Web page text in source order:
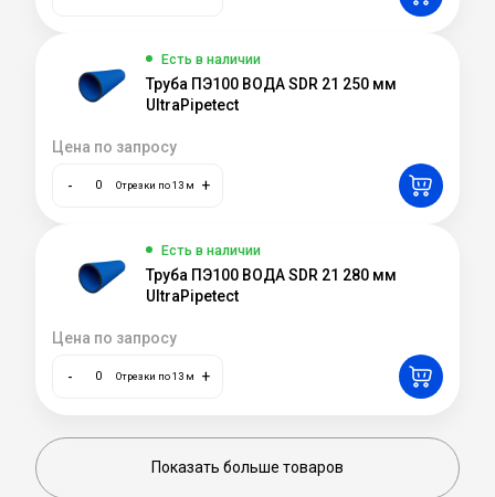
Есть в наличии
Труба ПЭ100 ВОДА SDR 21 250 мм
UltraPipetect
Цена по запросу
- Отрезки по 13 м +
Есть в наличии
Труба ПЭ100 ВОДА SDR 21 280 мм
UltraPipetect
Цена по запросу
- Отрезки по 13 м +
Показать больше товаров